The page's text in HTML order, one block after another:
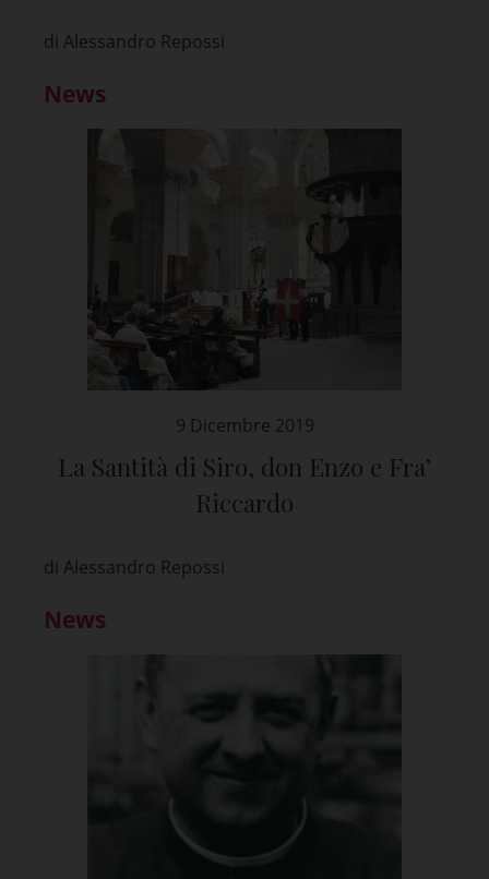
di Alessandro Repossi
News
9 Dicembre 2019
La Santità di Siro, don Enzo e Fra’
Riccardo
di Alessandro Repossi
News